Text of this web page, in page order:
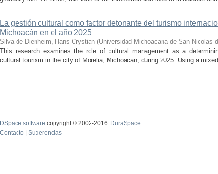
La gestión cultural como factor detonante del turismo
Michoacán en el año 2025
Silva de Dienheim, Hans Crystian (Universidad Michoacana de San Nicolas
This research examines the role of cultural management as a
cultural tourism in the city of Morelia, Michoacán, during 2025. Using a
DSpace software copyright © 2002-2016
DuraSpace
Contacto
Sugerencias